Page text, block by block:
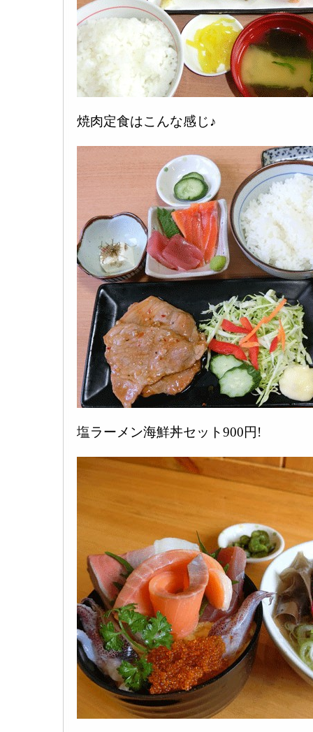
焼肉定食はこんな感じ♪
塩ラーメン海鮮丼セット900円!